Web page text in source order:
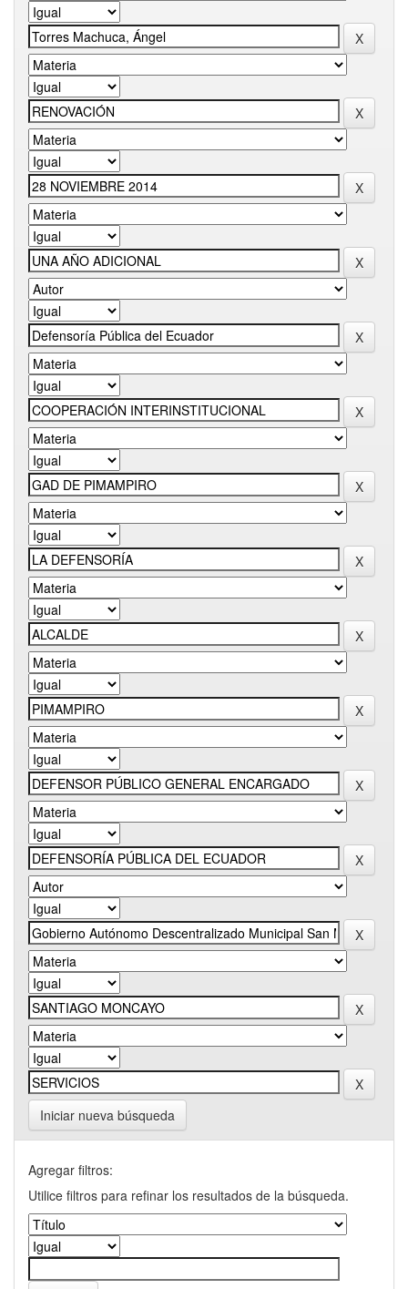
Iniciar nueva búsqueda
Agregar filtros:
Utilice filtros para refinar los resultados de la búsqueda.